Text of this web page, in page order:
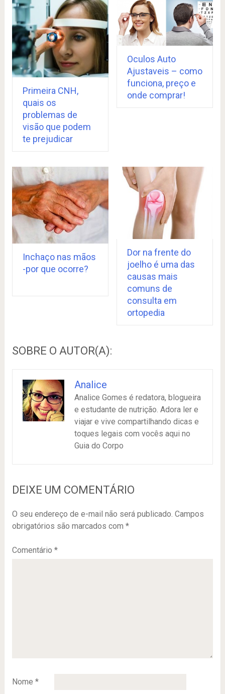
Primeira CNH,
quais os
problemas de
visão que podem
te prejudicar
Oculos Auto
Ajustaveis – como
funciona, preço e
onde comprar!
Inchaço nas mãos
-por que ocorre?
Dor na frente do
joelho é uma das
causas mais
comuns de
consulta em
ortopedia
SOBRE O AUTOR(A):
Analice
Analice Gomes é redatora, blogueira
e estudante de nutrição. Adora ler e
viajar e vive compartilhando dicas e
toques legais com vocês aqui no
Guia do Corpo
DEIXE UM COMENTÁRIO
O seu endereço de e-mail não será publicado. Campos
obrigatórios são marcados com *
Comentário *
Nome *